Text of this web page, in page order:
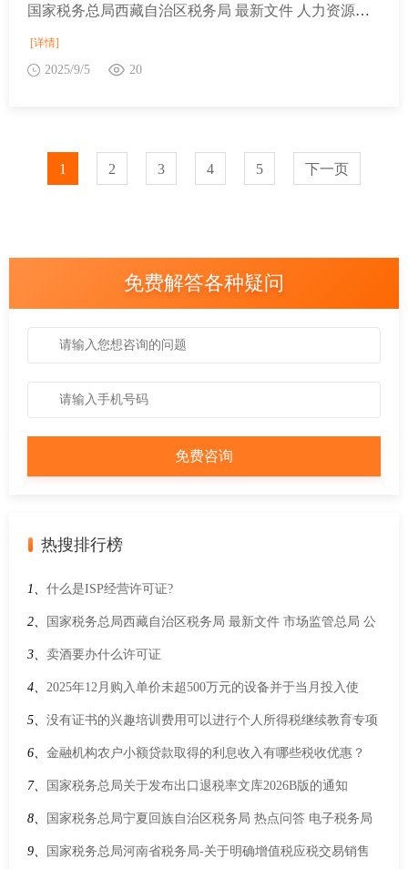
国家税务总局西藏自治区税务局 最新文件 人力资源社会保障部等九部门关于扩大新就业形态人员职业伤害保障试点的通知
[详情]
2025/9/5 20
1 2 3 4 5 下一页
免费解答各种疑问
热搜排行榜
1、 什么是ISP经营许可证?
2、 国家税务总局西藏自治区税务局 最新文件 市场监管总局 公
安部 商务部 税务总局关于综合治理加油机作弊常态化监管执法
工作的指导意见
3、 卖酒要办什么许可证
4、 2025年12月购入单价未超500万元的设备并于当月投入使
用，可以在2025年度企业所得税汇算清缴时一次性扣除吗？
5、 没有证书的兴趣培训费用可以进行个人所得税继续教育专项
附加扣除吗？
6、 金融机构农户小额贷款取得的利息收入有哪些税收优惠？
7、 国家税务总局关于发布出口退税率文库2026B版的通知
8、 国家税务总局宁夏回族自治区税务局 热点问答 电子税务局
进入简易确认式申报模块后，水利建设专项收入申报提示“暂不
9、 国家税务总局河南省税务局-关于明确增值税应税交易销售